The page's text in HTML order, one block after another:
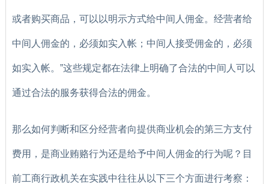
或者购买商品，可以以明示方式给中间人佣金。经营者给
中间人佣金的，必须如实入帐；中间人接受佣金的，必须
如实入帐。”这些规定都在法律上明确了合法的中间人可以
通过合法的服务获得合法的佣金。
那么如何判断和区分经营者向提供商业机会的第三方支付
费用，是商业贿赂行为还是给予中间人佣金的行为呢？目
前工商行政机关在实践中往往从以下三个方面进行考察：